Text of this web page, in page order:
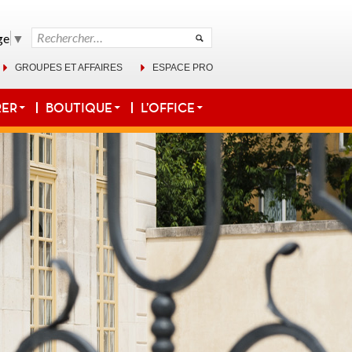
Rechercher :
▼
GROUPES ET AFFAIRES ESPACE PRO
BOUTIQUE L’OFFICE